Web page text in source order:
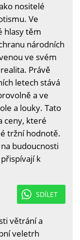
nositelé
Ve
hlasy těm
národních
ve svém
Právě
letech stává
a ve
a louky. Tato
ceny, které
tržní hodnotě.
budoucnosti
k
SDÍLET
větrání a
veletrh